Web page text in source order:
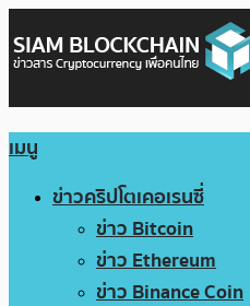
เมนู
ข่าวคริปโตเคอเรนซี่
ข่าว Bitcoin
ข่าว Ethereum
ข่าว Binance Coin